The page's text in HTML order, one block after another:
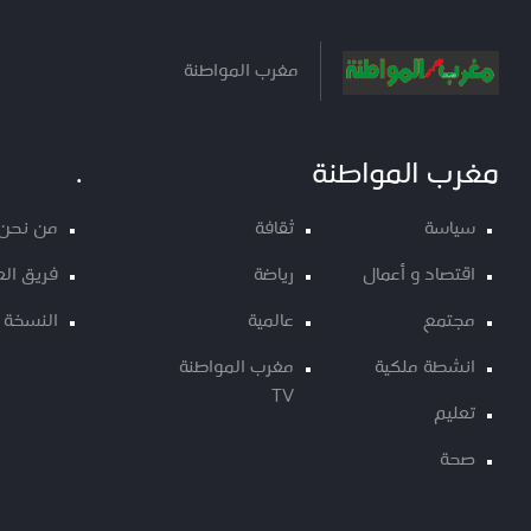
مغرب المواطنة
مغرب المواطنة
سياسة
اقتصاد و أعمال
مجتمع
انشطة ملكية
تعليم
صحة
ثقافة
رياضة
عالمية
مغرب المواطنة
TV
.
من
فريق